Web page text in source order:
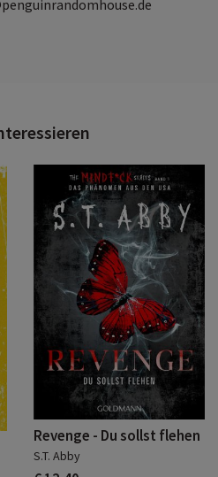
Revenge - Du sollst flehen
S.T. Abby